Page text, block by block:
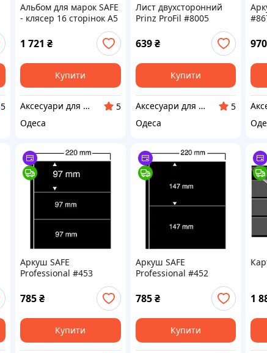
5
Альбом для марок SAFE
- клясер 16 сторінок A5
чорна обкладинка
1 721 ₴
Купити
Аксесуари для колекціонерів SAFE
5
Одеса
Лист двухсторонний
Prinz ProFil #8005
639 ₴
Купити
Аксесуари для колекціонерів SAFE
5
Одеса
970
Аркуш SAFE
Professional #453
785₴
Купити
Аркуш SAFE
Professional #452
785 ₴
Купити
1